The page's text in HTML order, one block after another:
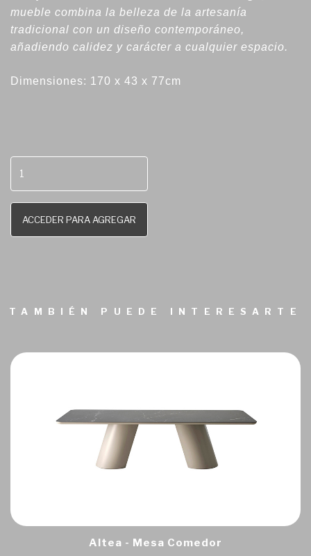
mueble combina la belleza de la artesanía
tradicional con un diseño contemporáneo,
añadiendo calidez y carácter a cualquier espacio.
Dimensiones: 170 x 43 x 77cm
ACCEDER PARA AGREGAR
TAMBIÉN PUEDE INTERESARTE
Altea - Mesa Comedor